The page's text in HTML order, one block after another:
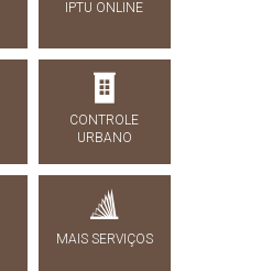
IPTU ONLINE
CONTROLE
URBANO
MAIS SERVIÇOS